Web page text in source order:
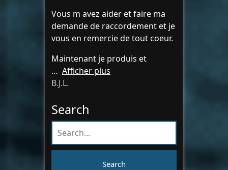
Vous m avez aider et faire ma
demande de raccordement et je
vous en remercie de tout coeur.
Maintenant je produis et
Afficher plus
B.J.L.
Search